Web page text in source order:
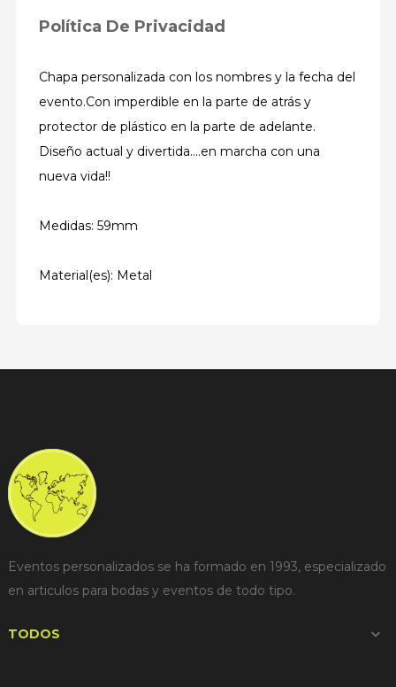
Política De Privacidad
Chapa personalizada con los nombres y la fecha del
evento.Con imperdible en la parte de atrás y
protector de plástico en la parte de adelante.
Diseño actual y divertida....en marcha con una
nueva vida!!
Medidas: 59mm
Material(es): Metal
Eventos personalizados se ha formado en 1993, especializado
en articulos para bodas y eventos de todo tipo.
TODOS 